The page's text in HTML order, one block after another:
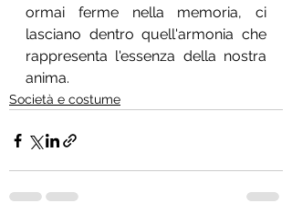
ormai ferme nella memoria, ci
lasciano dentro quell'armonia che
rappresenta l'essenza della nostra
anima.
Società e costume